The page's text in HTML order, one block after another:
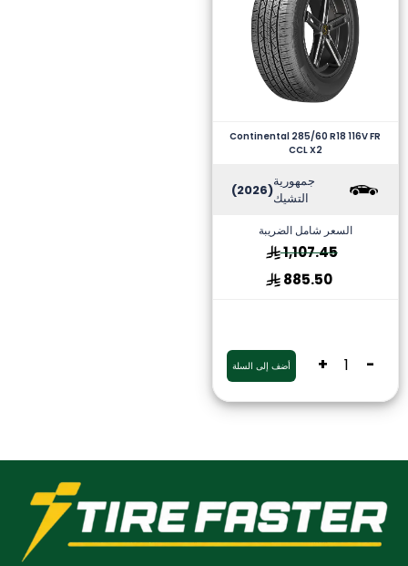
Continental 285/60 R18 116V FR
CCL X2
جمهورية
التشيك(2026)
السعر شامل الضريبة
1,107.45
885.50
-
+ أضف إلى السلة